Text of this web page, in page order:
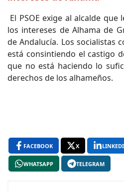
El PSOE exige al alcalde
los intereses de Alhama de
de Andalucía. Los socialistas
está consintiendo el castigo
que no está haciendo lo
derechos de los alhameños.
FACEBOOK X
WHATSAPP TELEGRAM